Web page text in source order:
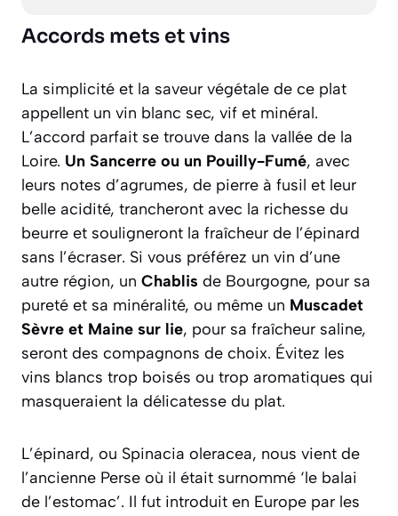
Accords mets et vins
La simplicité et la saveur végétale de ce plat
appellent un vin blanc sec, vif et minéral.
L’accord parfait se trouve dans la vallée de la
Loire. Un Sancerre ou un Pouilly-Fumé, avec
leurs notes d’agrumes, de pierre à fusil et leur
belle acidité, trancheront avec la richesse du
beurre et souligneront la fraîcheur de l’épinard
sans l’écraser. Si vous préférez un vin d’une
autre région, un Chablis de Bourgogne, pour sa
pureté et sa minéralité, ou même un Muscadet
Sèvre et Maine sur lie, pour sa fraîcheur saline,
seront des compagnons de choix. Évitez les
vins blancs trop boisés ou trop aromatiques qui
masqueraient la délicatesse du plat.
L’épinard, ou Spinacia oleracea, nous vient de
l’ancienne Perse où il était surnommé ‘le balai
de l’estomac’. Il fut introduit en Europe par les